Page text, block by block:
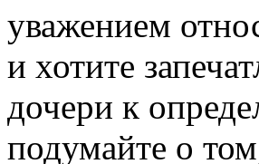
уважением
и хотите
дочери к
подумайте о